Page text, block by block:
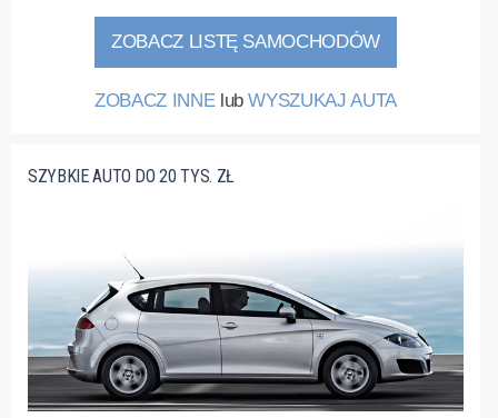
ZOBACZ LISTĘ SAMOCHODÓW
ZOBACZ INNElubWYSZUKAJ AUTA
SZYBKIE AUTO DO 20 TYS. ZŁ